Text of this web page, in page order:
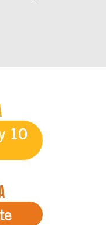
10